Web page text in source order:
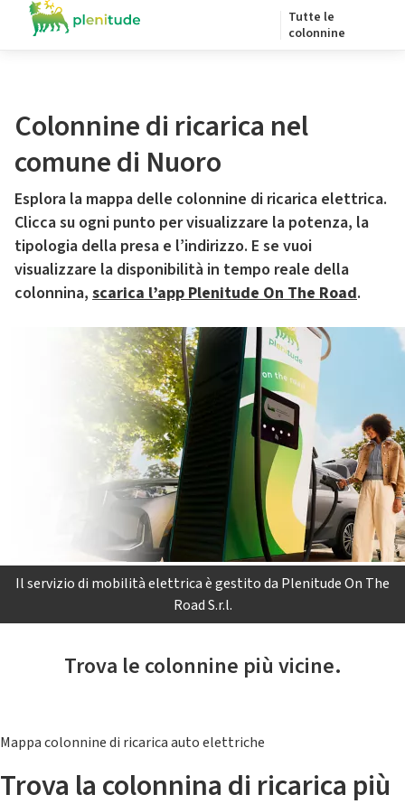
Tutte le
colonnine
Colonnine di ricarica nel
comune di Nuoro
Esplora la mappa delle colonnine di ricarica elettrica.
Clicca su ogni punto per visualizzare la potenza, la
tipologia della presa e l’indirizzo. E se vuoi
visualizzare la disponibilità in tempo reale della
colonnina, scarica l’app Plenitude On The Road.
Il servizio di mobilità elettrica è gestito da Plenitude On The
Road S.r.l.
Trova le colonnine più vicine.
Mappa colonnine di ricarica auto elettriche
Trova la colonnina di ricarica più